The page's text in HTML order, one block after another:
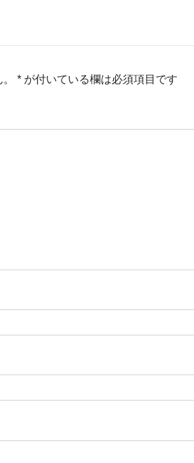
* が付いている欄は必須項目です